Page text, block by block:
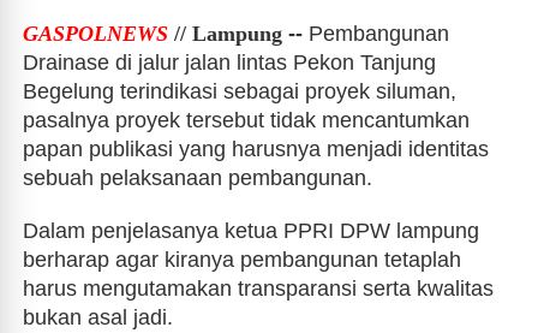
GASPOLNEWS // Lampung -- Pembangunan
Drainase di jalur jalan lintas Pekon Tanjung
Begelung terindikasi sebagai proyek siluman,
pasalnya proyek tersebut tidak mencantumkan
papan publikasi yang harusnya menjadi identitas
sebuah pelaksanaan pembangunan.
Dalam penjelasanya ketua PPRI DPW lampung
berharap agar kiranya pembangunan tetaplah
harus mengutamakan transparansi serta kwalitas
bukan asal jadi.